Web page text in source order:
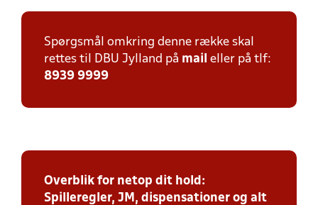
Spørgsmål omkring denne række skal
rettes til DBU Jylland på mail eller på tlf:
8939 9999
Overblik for netop dit hold:
Spilleregler, JM, dispensationer og alt